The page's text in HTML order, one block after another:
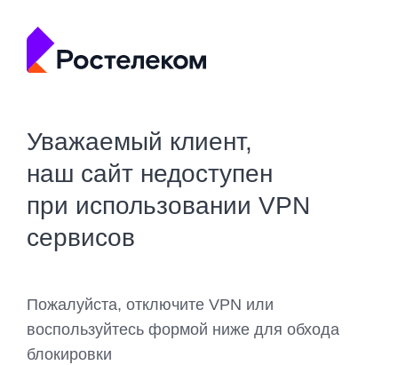
Уважаемый клиент,
наш сайт недоступен
при использовании VPN
сервисов
Пожалуйста, отключите VPN или
воспользуйтесь формой ниже для обхода
блокировки